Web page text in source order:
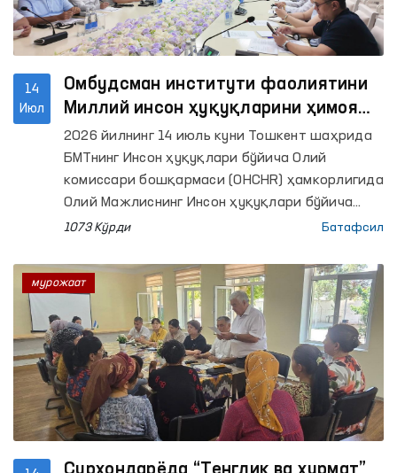
14
Июл
Омбудсман институти фаолиятини
Миллий инсон ҳуқуқларини ҳимоя
қилиш муассасаларининг Глобал
альянси (GANHRI) талаблари бўйича
такомиллаштириш масалалари
муҳокама қилинди
2026 йилнинг 14 июль куни Тошкент шаҳрида
БМТнинг Инсон ҳуқуқлари бўйича Олий
комиссари бошқармаси (OHCHR) ҳамкорлигида
Олий Мажлиснинг Инсон ҳуқуқлари бўйича
вакили (омбудсман) институтини халқаро
такомиллаштиришга бағишланган икки кунлик
семинар-тренинг ўз ишини бошлади.
1073 Кўрди Батафсил
мурожаат